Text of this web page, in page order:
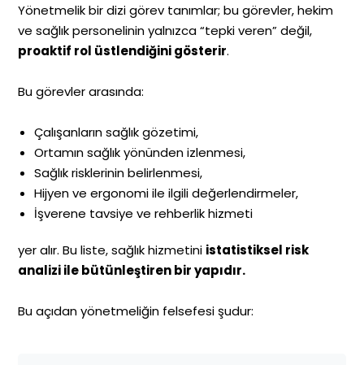
Yönetmelik bir dizi görev tanımlar; bu görevler, hekim
ve sağlık personelinin yalnızca “tepki veren” değil,
proaktif rol üstlendiğini gösterir.
Bu görevler arasında:
Çalışanların sağlık gözetimi,
Ortamın sağlık yönünden izlenmesi,
Sağlık risklerinin belirlenmesi,
Hijyen ve ergonomi ile ilgili değerlendirmeler,
İşverene tavsiye ve rehberlik hizmeti
yer alır. Bu liste, sağlık hizmetini istatistiksel risk
analizi ile bütünleştiren bir yapıdır.
Bu açıdan yönetmeliğin felsefesi şudur: